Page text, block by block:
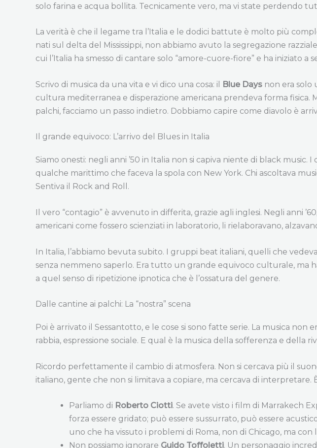
solo farina e acqua bollita. Tecnicamente vero, ma vi state perdendo
La verità è che il legame tra l’Italia e le dodici battute è molto più
nati sul delta del Mississippi, non abbiamo avuto la segregazione
cui l’Italia ha smesso di cantare solo “amore-cuore-fiore” e ha iniziato
Scrivo di musica da una vita e vi dico una cosa: il Blue Days non era solo
cultura mediterranea e disperazione americana prendeva forma
palchi, facciamo un passo indietro. Dobbiamo capire come diavolo è
Il grande equivoco: L’arrivo del Blues in Italia
Siamo onesti: negli anni ’50 in Italia non si capiva niente di black
qualche marittimo che faceva la spola con New York. Chi ascoltava
Sentiva il Rock and Roll.
Il vero “contagio” è avvenuto in differita, grazie agli inglesi. Negli anni
americani come fossero scienziati in laboratorio, li rielaboravano,
In Italia, l’abbiamo bevuta subito. I gruppi beat italiani, quelli che
senza nemmeno saperlo. Era tutto un grande equivoco culturale, ma
a quel senso di ripetizione ipnotica che è l’ossatura del genere.
Dalle cantine ai palchi: La “nostra” scena
Poi è arrivato il Sessantotto, e le cose si sono fatte serie. La musica
rabbia, espressione sociale. E qual è la musica della sofferenza e della
Ricordo perfettamente il cambio di atmosfera. Non si cercava più il
italiano, gente che non si limitava a copiare, ma cercava di
Parliamo di Roberto Ciotti. Se avete visto i film di Marrakech
forza essere gridato; può essere sussurrato, può essere
uno che ha vissuto i problemi di Roma, non di Chicago, ma con
Non possiamo ignorare Guido Toffoletti. Un personaggio